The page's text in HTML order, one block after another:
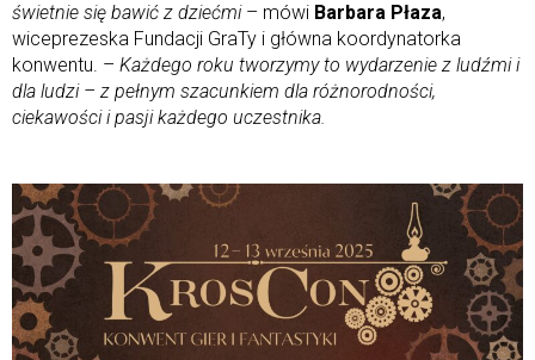
świetnie się bawić z dziećmi – mówi Barbara Płaza,
wiceprezeska Fundacji GraTy i główna koordynatorka
konwentu. – Każdego roku tworzymy to wydarzenie z ludźmi i
dla ludzi – z pełnym szacunkiem dla różnorodności,
ciekawości i pasji każdego uczestnika.